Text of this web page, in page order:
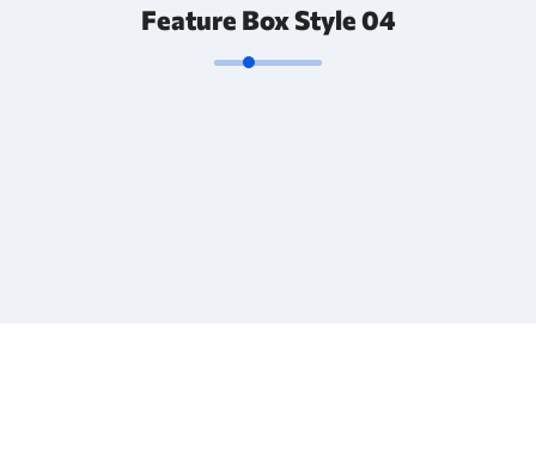
Feature Box Style 04